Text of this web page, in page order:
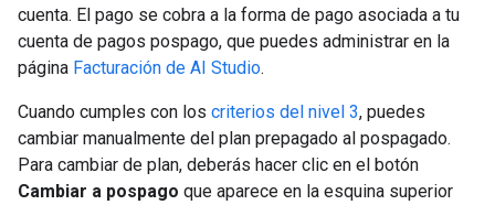
cuenta. El pago se cobra a la forma de pago asociada a tu
cuenta de pagos pospago, que puedes administrar en la
página Facturación de AI Studio.
Cuando cumples con los criterios del nivel 3, puedes
cambiar manualmente del plan prepagado al pospagado.
Para cambiar de plan, deberás hacer clic en el botón
Cambiar a pospago que aparece en la esquina superior